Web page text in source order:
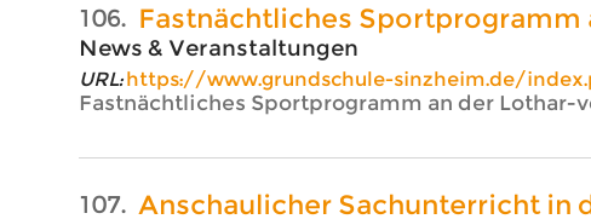
106. Fastnächtliches
News & Veranstaltungen
URL: https://www.grundschule-sinzheim.de/
Fastnächtliches Sportprogramm an der Lothar-
107. Anschaulicher Sachunterricht in